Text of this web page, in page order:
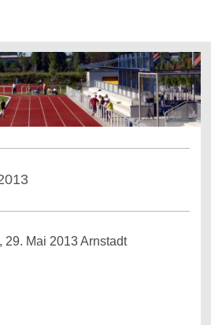
29. Mai 2013 Arnstadt